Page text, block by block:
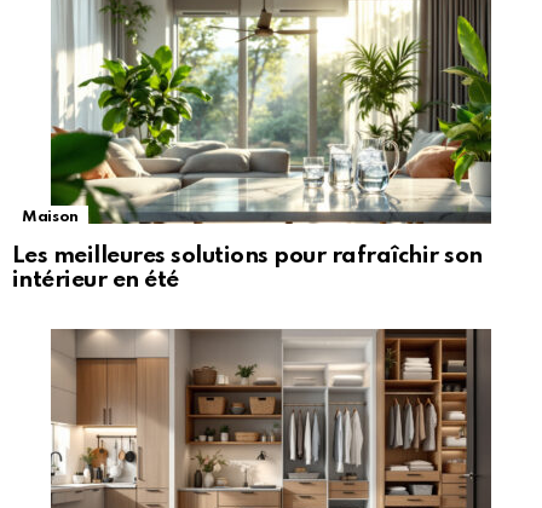
Maison
Les meilleures solutions pour rafraîchir son
intérieur en été